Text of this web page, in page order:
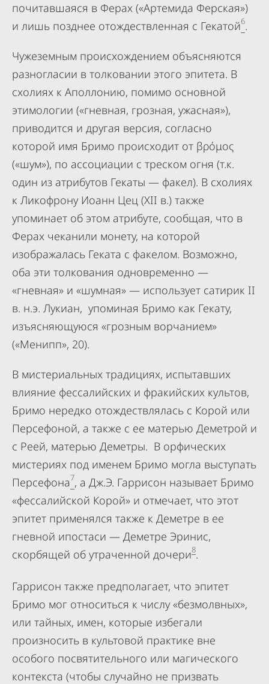
почитавшаяся в Ферах («Артемида Ферская»)
и лишь позднее отождествленная с Гекатой6.
Чужеземным происхождением объясняются
разногласии в толковании этого эпитета. В
схолиях к Аполлонию, помимо основной
этимологии («гневная, грозная, ужасная»),
приводится и другая версия, согласно
которой имя Бримо происходит от βρόμος
(«шум»), по ассоциации с треском огня (т.к.
один из атрибутов Гекаты — факел). В схолиях
к Ликофрону Иоанн Цец (XII в.) также
упоминает об этом атрибуте, сообщая, что в
Ферах чеканили монету, на которой
изображалась Геката с факелом. Возможно,
оба эти толкования одновременно —
«гневная» и «шумная» — использует сатирик II
в. н.э. Лукиан, упоминая Бримо как Гекату,
изъясняющуюся «грозным ворчанием»
(«Менипп», 20).
В мистериальных традициях, испытавших
влияние фессалийских и фракийских культов,
Бримо нередко отождествлялась с Корой или
Персефоной, а также с ее матерью Деметрой и
с Реей, матерью Деметры. В орфических
мистериях под именем Бримо могла выступать
Персефона7, а Дж.Э. Гаррисон называет Бримо
«фессалийской Корой» и отмечает, что этот
эпитет применялся также к Деметре в ее
гневной ипостаси — Деметре Эринис,
скорбящей об утраченной дочери8.
Гаррисон также предполагает, что эпитет
Бримо мог относиться к числу «безмолвных»,
или тайных, имен, которые избегали
произносить в культовой практике вне
особого посвятительного или магического
контекста (чтобы случайно не призвать